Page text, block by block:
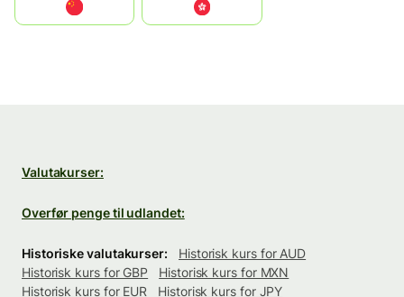
中國香港特別行政區
Valutakurser:
Overfør penge til udlandet:
Historiske valutakurser:
Historisk kurs for AUD
Historisk kurs for GBP
Historisk kurs for MXN
Historisk kurs for EUR
Historisk kurs for JPY